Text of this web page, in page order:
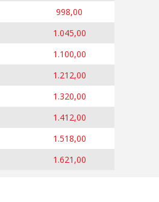
998,00
1.045,00
1.100,00
1.212,00
1.320,00
1.412,00
1.518,00
1.621,00